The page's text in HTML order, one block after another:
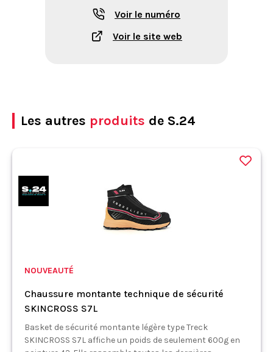
Voir le numéro
Voir le site web
Les autres produits de S.24
NOUVEAUTÉ
Chaussure montante technique de sécurité
SKINCROSS S7L
Basket de sécurité montante légère type Treck
SKINCROSS S7L affiche un poids de seulement 600g en